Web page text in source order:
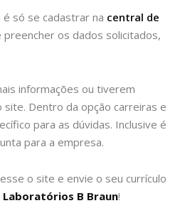
é só se cadastrar na central de
preencher os dados solicitados,
informações ou tiverem
Dentro da opção carreiras e
para as dúvidas. Inclusive é
para a empresa.
o site e envie o seu currículo
B Braun!